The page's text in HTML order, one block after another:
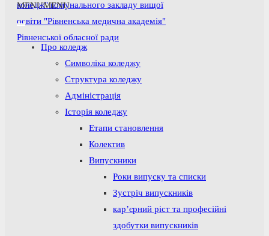
MENUMENU
Про коледж
Символіка коледжу
Структура коледжу
Адміністрація
Історія коледжу
Етапи становлення
Колектив
Випускники
Роки випуску та списки
Зустріч випускників
кар’єрний ріст та професійні
здобутки випускників